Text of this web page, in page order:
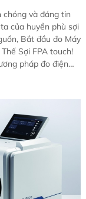
chóng và đáng tin
của huyền phù sợi
Bắt đầu đo Máy
Sợi FPA touch!
pháp đo điện
chứng minh với sự
trong thao tác và
phiên bản FPA
so với các phiên
nhỏ hơn và
đồng thời được
tính năng mới.